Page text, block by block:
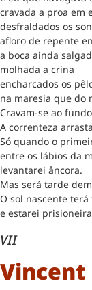
cravada a proa em
desfraldados os
afloro de repente
a boca ainda
molhada a crina
encharcados os
na maresia que do
Cravam-se ao
A correnteza
Só quando o
entre os lábios da
levantarei âncora.
Mas será tarde
O sol nascente
e estarei
VII
Vincent